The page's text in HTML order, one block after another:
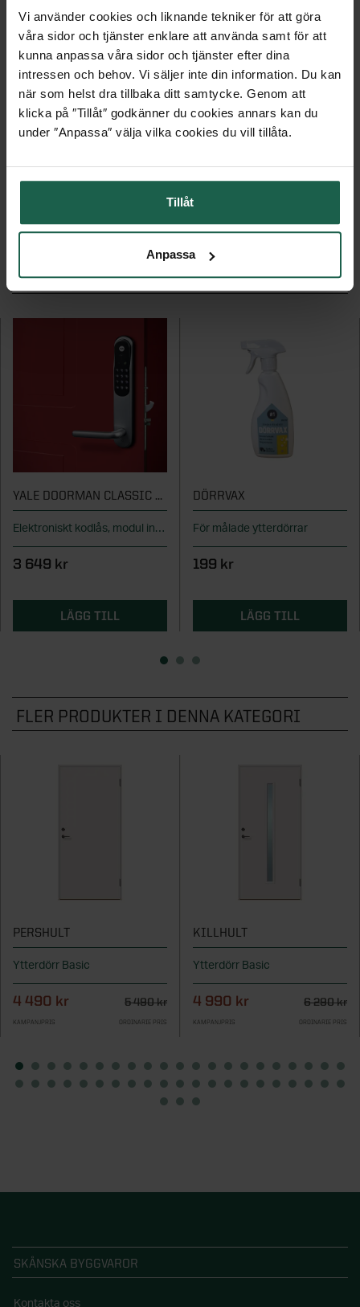
Vi använder cookies och liknande tekniker för att göra
våra sidor och tjänster enklare att använda samt för att
kunna anpassa våra sidor och tjänster efter dina
intressen och behov. Vi säljer inte din information. Du kan
när som helst dra tillbaka ditt samtycke. Genom att
klicka på ″Tillåt″ godkänner du cookies annars kan du
under ″Anpassa″ välja vilka cookies du vill tillåta.
Tillåt
Anpassa
EGENSKAPER
MONTERINGSANVISNINGAR
KANSKE ÄR DU OCKSÅ INTRESSERAD AV
YALE DOORMAN CLASSIC HOME SILVER
Elektroniskt kodlås, modul ingår
3 649 kr
LÄGG TILL
DÖRRVAX
För målade ytterdörrar
199 kr
LÄGG TILL
FLER PRODUKTER I DENNA KATEGORI
PERSHULT
Ytterdörr Basic
4 490 kr 5 490 kr
KAMPANJPRIS ORDINARIE PRIS
KILLHULT
Ytterdörr Basic
4 990 kr 6 290 kr
KAMPANJPRIS ORDINARIE PRIS
SKÅNSKA BYGGVAROR
Kontakta oss